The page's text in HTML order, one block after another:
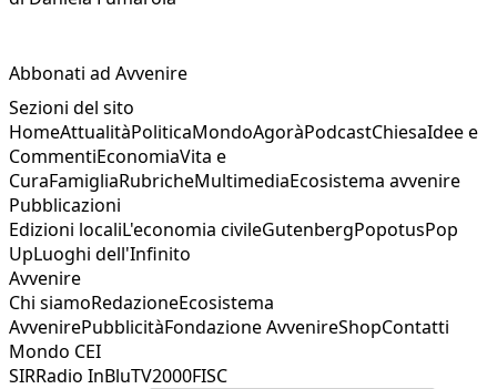
Abbonati ad Avvenire
Sezioni del sito
HomeAttualitàPoliticaMondoAgoràPodcastChiesaIdee e
CommentiEconomiaVita e
CuraFamigliaRubricheMultimediaEcosistema avvenire
Pubblicazioni
Edizioni localiL'economia civileGutenbergPopotusPop
UpLuoghi dell'Infinito
Avvenire
Chi siamoRedazioneEcosistema
AvvenirePubblicitàFondazione AvvenireShopContatti
Mondo CEI
SIRRadio InBluTV2000FISC